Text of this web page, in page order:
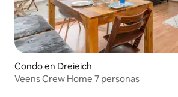
Condo en Dreieich
Veens Crew Home 7 personas